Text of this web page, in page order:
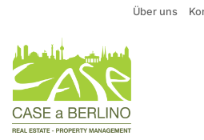
springen
Über uns